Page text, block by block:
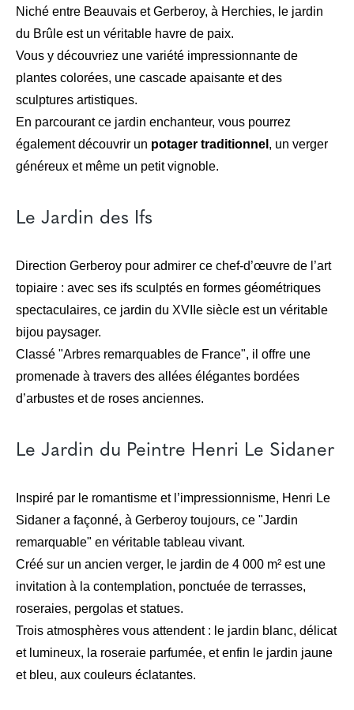
Niché entre Beauvais et Gerberoy, à Herchies, le jardin
du Brûle est un véritable havre de paix.
Vous y découvriez une variété impressionnante de
plantes colorées, une cascade apaisante et des
sculptures artistiques.
En parcourant ce jardin enchanteur, vous pourrez
également découvrir un potager traditionnel , un verger
généreux et même un petit vignoble.
Le Jardin des Ifs
Direction Gerberoy pour admirer ce chef-d’œuvre de l’art
topiaire : avec ses ifs sculptés en formes géométriques
spectaculaires, ce jardin du XVIIe siècle est un véritable
bijou paysager.
Classé "Arbres remarquables de France", il offre une
promenade à travers des allées élégantes bordées
d’arbustes et de roses anciennes.
Le Jardin du Peintre Henri Le Sidaner
Inspiré par le romantisme et l’impressionnisme, Henri Le
Sidaner a façonné, à Gerberoy toujours, ce "Jardin
remarquable" en véritable tableau vivant.
Créé sur un ancien verger, le jardin de 4 000 m² est une
invitation à la contemplation, ponctuée de terrasses,
roseraies, pergolas et statues.
Trois atmosphères vous attendent : le jardin blanc, délicat
et lumineux, la roseraie parfumée, et enfin le jardin jaune
et bleu, aux couleurs éclatantes.